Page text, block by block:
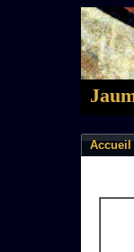
Accueil